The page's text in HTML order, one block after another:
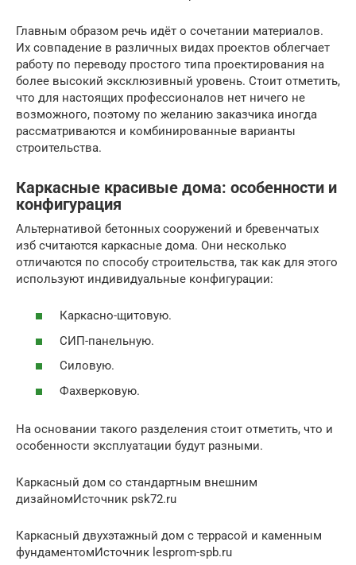
Главным образом речь идёт о сочетании материалов.
Их совпадение в различных видах проектов облегчает
работу по переводу простого типа проектирования на
более высокий эксклюзивный уровень. Стоит отметить,
что для настоящих профессионалов нет ничего не
возможного, поэтому по желанию заказчика иногда
рассматриваются и комбинированные варианты
строительства.
Каркасные красивые дома: особенности и
конфигурация
Альтернативой бетонных сооружений и бревенчатых
изб считаются каркасные дома. Они несколько
отличаются по способу строительства, так как для этого
используют индивидуальные конфигурации:
Каркасно-щитовую.
СИП-панельную.
Силовую.
Фахверковую.
На основании такого разделения стоит отметить, что и
особенности эксплуатации будут разными.
Каркасный дом со стандартным внешним
дизайномИсточник psk72.ru
Каркасный двухэтажный дом с террасой и каменным
фундаментомИсточник lesprom-spb.ru